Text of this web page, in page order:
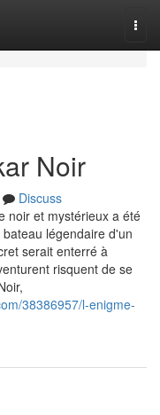
Noir
Discuss
noir et mystérieux a été
légendaire d'un
serait enterré à
risquent de se
38386957/l-enigme-